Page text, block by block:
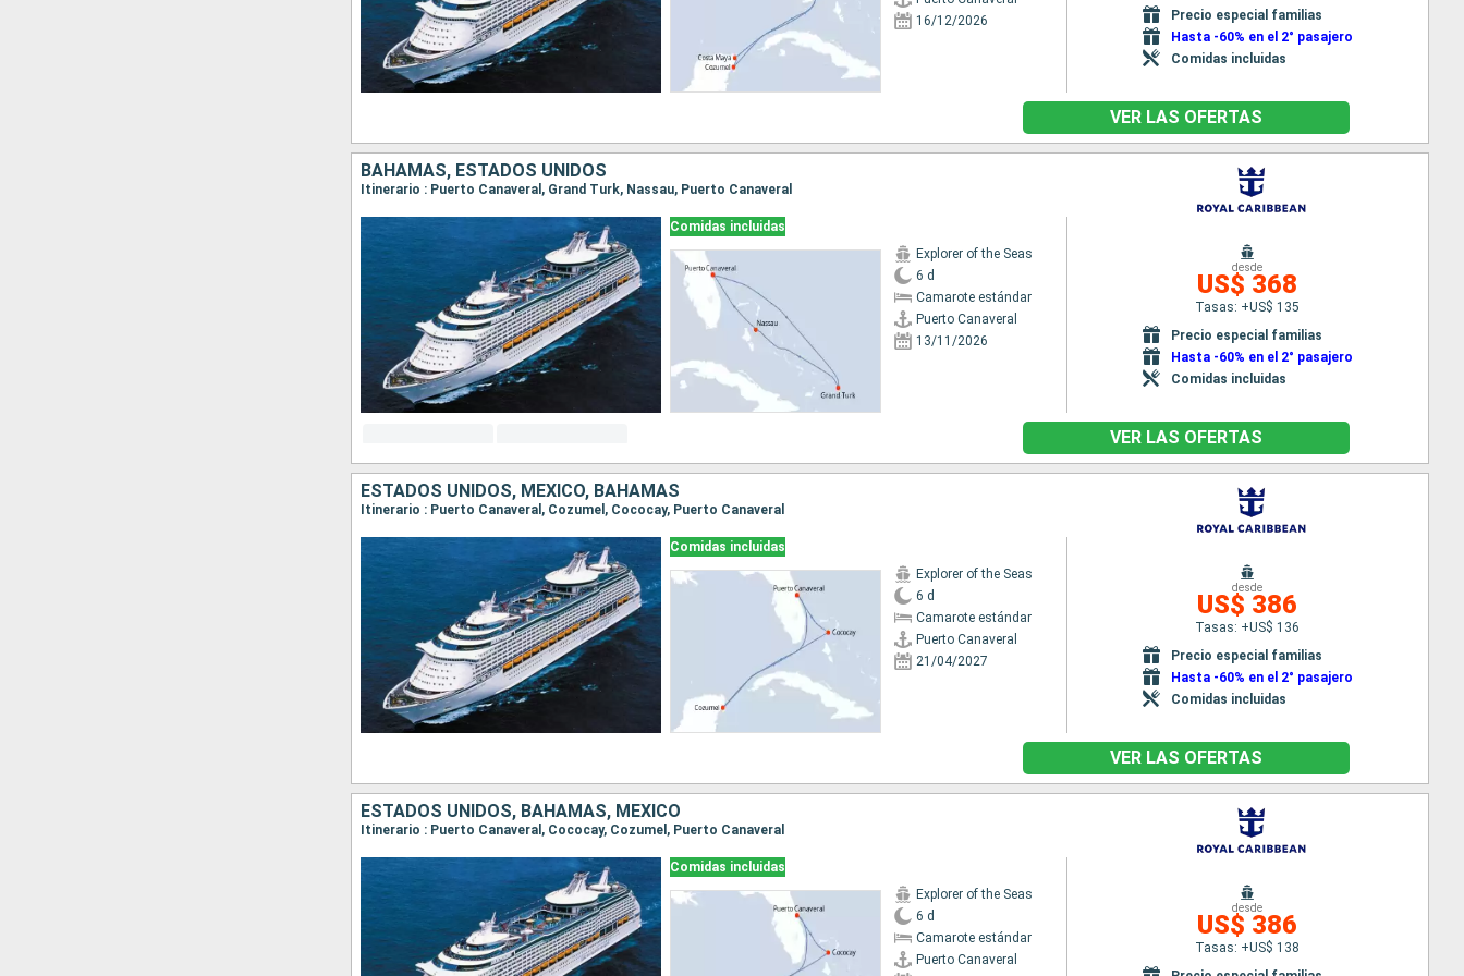
16/12/2026
Precio especial familias
Hasta -60% en el 2° pasajero
Comidas incluidas
VER LAS OFERTAS
BAHAMAS, ESTADOS UNIDOS
Itinerario : Puerto Canaveral, Grand Turk, Nassau, Puerto Canaveral
Comidas incluidas
Explorer of the Seas
6 d
Camarote estándar
Puerto Canaveral
13/11/2026
desde
US$ 368
Tasas: +US$ 135
Precio especial familias
Hasta -60% en el 2° pasajero
Comidas incluidas
VER LAS OFERTAS
ESTADOS UNIDOS, MÉXICO, BAHAMAS
Itinerario : Puerto Canaveral, Cozumel, Cococay, Puerto Canaveral
Comidas incluidas
Explorer of the Seas
6 d
Camarote estándar
Puerto Canaveral
21/04/2027
desde
US$ 386
Tasas: +US$ 136
Precio especial familias
Hasta -60% en el 2° pasajero
Comidas incluidas
VER LAS OFERTAS
ESTADOS UNIDOS, BAHAMAS, MÉXICO
Itinerario : Puerto Canaveral, Cococay, Cozumel, Puerto Canaveral
Comidas incluidas
Explorer of the Seas
6 d
Camarote estándar
Puerto Canaveral
desde
US$ 386
Tasas: +US$ 138